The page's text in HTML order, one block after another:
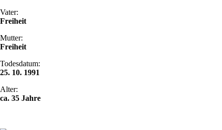
Vater:
Freiheit
Mutter:
Freiheit
Todesdatum:
25. 10. 1991
Alter:
ca. 35 Jahre